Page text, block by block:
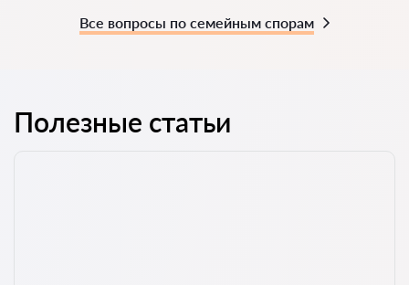
Все вопросы по семейным спорам
Полезные статьи